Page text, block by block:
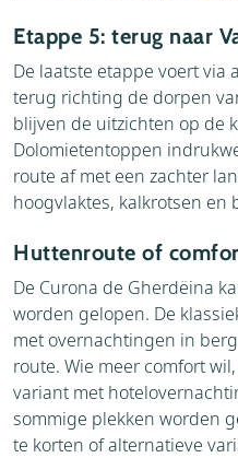
Etappe 5: terug naar
De laatste etappe voert
terug richting de dorpen
blijven de uitzichten op de
Dolomietentoppen
route af met een zachter
hoogvlaktes, kalkrotsen en
Huttenroute of
De Curona de Gherdëina
worden gelopen. De
met overnachtingen in
route. Wie meer comfort
variant met
sommige plekken worden
te korten of alternatieve